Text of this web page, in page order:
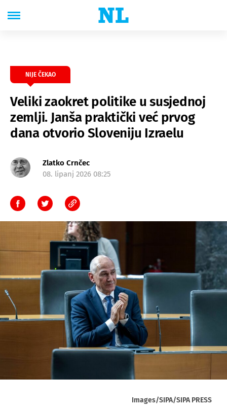
NIJE ČEKAO
Veliki zaokret politike u susjednoj
zemlji. Janša praktički već prvog
dana otvorio Sloveniju Izraelu
Zlatko Crnčec
08. lipanj 2026 08:25
Images/SIPA/SIPA PRESS